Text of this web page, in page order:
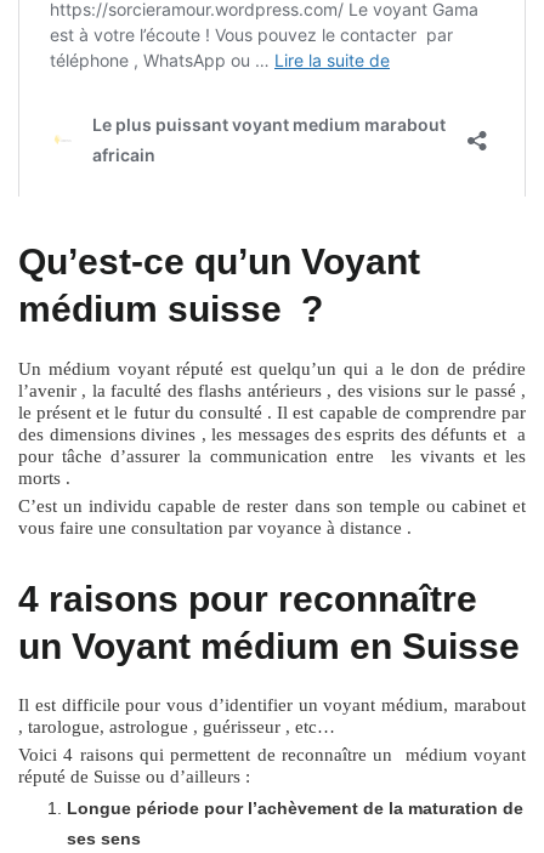
Qu’est-ce qu’un Voyant
médium suisse ?
Un médium voyant réputé est quelqu’un qui a le don de prédire
l’avenir , la faculté des flashs antérieurs , des visions sur le passé ,
le présent et le futur du consulté . Il est capable de comprendre par
des dimensions divines , les messages des esprits des défunts et a
pour tâche d’assurer la communication entre les vivants et les
morts .
C’est un individu capable de rester dans son temple ou cabinet et
vous faire une consultation par voyance à distance .
4 raisons pour reconnaître
un Voyant médium en Suisse
Il est difficile pour vous d’identifier un voyant médium, marabout
, tarologue, astrologue , guérisseur , etc…
Voici 4 raisons qui permettent de reconnaître un médium voyant
réputé de Suisse ou d’ailleurs :
Longue période pour l’achèvement de la maturation de
ses sens